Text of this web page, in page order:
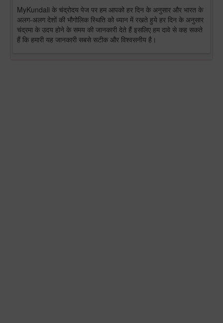
MyKundali के चंद्रोदय पेज पर हम आपको हर दिन के अनुसार और भारत के
अलग-अलग देशों की भौगोलिक स्थिति को ध्यान में रखते हुये हर दिन के अनुसार
चंद्रमा के उदय होने के समय की जानकारी देते हैं इसलिए हम दावे से कह सकते
हैं कि हमारी यह जानकारी सबसे सटीक और विश्वसनीय है।